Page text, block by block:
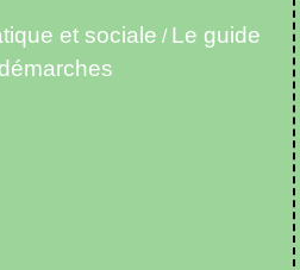
et sociale / Le guide